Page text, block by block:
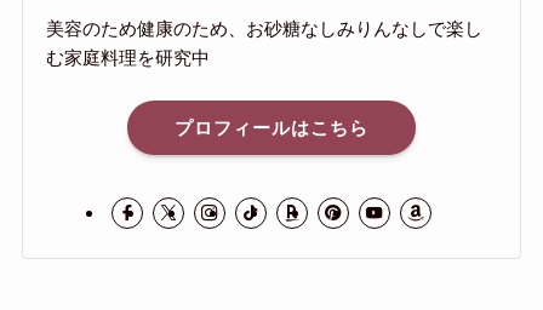
美容のため健康のため、お砂糖なしみりんなしで楽し
む家庭料理を研究中
プロフィールはこちら